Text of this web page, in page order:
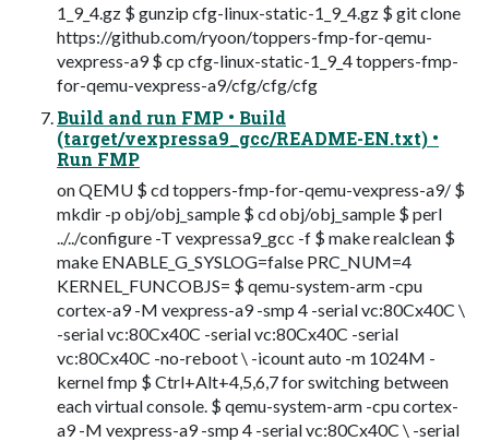
1_9_4.gz $ gunzip cfg-linux-static-1_9_4.gz $ git clone
https://github.com/ryoon/toppers-fmp-for-qemu-
vexpress-a9 $ cp cfg-linux-static-1_9_4 toppers-fmp-
for-qemu-vexpress-a9/cfg/cfg/cfg
Build and run FMP • Build
(target/vexpressa9_gcc/README-EN.txt) •
Run FMP
on QEMU $ cd toppers-fmp-for-qemu-vexpress-a9/ $
mkdir -p obj/obj_sample $ cd obj/obj_sample $ perl
../../configure -T vexpressa9_gcc -f $ make realclean $
make ENABLE_G_SYSLOG=false PRC_NUM=4
KERNEL_FUNCOBJS= $ qemu-system-arm -cpu
cortex-a9 -M vexpress-a9 -smp 4 -serial vc:80Cx40C \
-serial vc:80Cx40C -serial vc:80Cx40C -serial
vc:80Cx40C -no-reboot \ -icount auto -m 1024M -
kernel fmp $ Ctrl+Alt+4,5,6,7 for switching between
each virtual console. $ qemu-system-arm -cpu cortex-
a9 -M vexpress-a9 -smp 4 -serial vc:80Cx40C \ -serial